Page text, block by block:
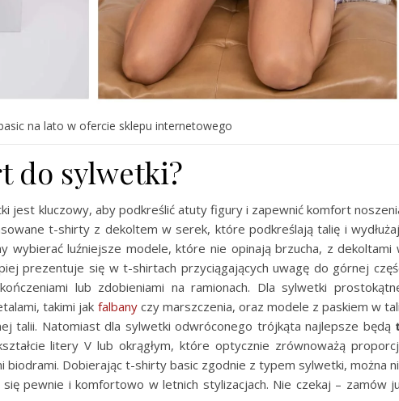
na lato w ofercie sklepu internetowego
do sylwetki?
jest kluczowy, aby podkreślić atuty figury i zapewnić komfort
t-shirty z dekoltem w serek, które podkreślają talię i
wybierać luźniejsze modele, które nie opinają brzucha, z dekoltami
prezentuje się w t-shirtach przyciągających uwagę do górnej
lub zdobieniami na ramionach. Dla sylwetki
takimi jak falbanyczy marszczenia, oraz modele z paskiem w
talii. Natomiast dla sylwetki odwróconego trójkąta najlepsze będą
litery V lub okrągłym, które optycznie zrównoważą
biodrami. Dobierając t-shirty basic zgodnie z typem sylwetki, można
pewnie i komfortowo w letnich stylizacjach. Nie czekaj – zamów